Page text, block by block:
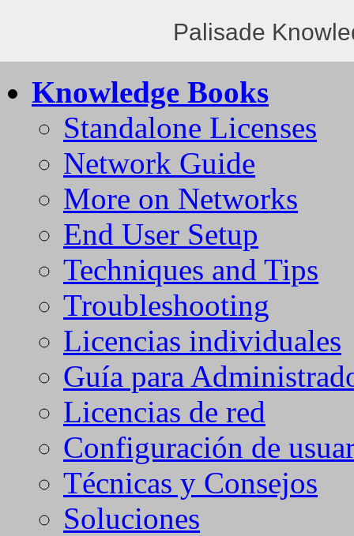
Palisade
Knowledge Books
Standalone Licenses
Network Guide
More on Networks
End User Setup
Techniques and Tips
Troubleshooting
Licencias individuales
Guía para
Licencias de red
Configuración de
Técnicas y Consejos
Soluciones